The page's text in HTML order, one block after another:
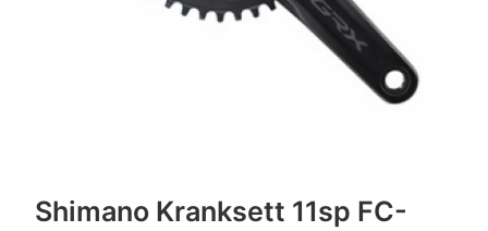
Shimano Kranksett 11sp FC-